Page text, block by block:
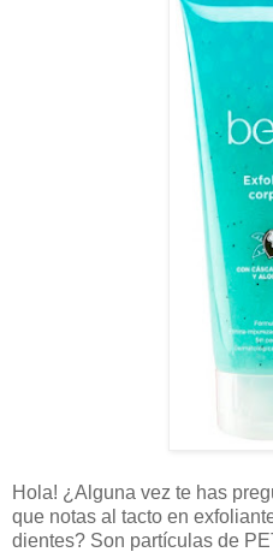
Hola! ¿Alguna vez te has
que notas al tacto en
dientes? Son partículas de